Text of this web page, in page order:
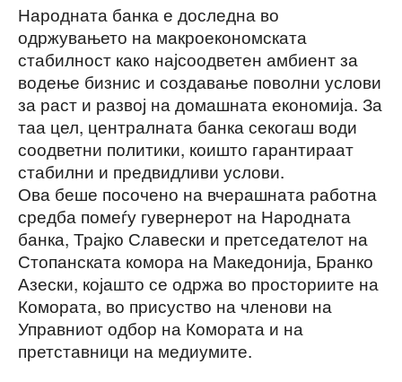
Народната банка е доследна во
одржувањето на макроекономската
стабилност како најсоодветен амбиент за
водење бизнис и создавање поволни услови
за раст и развој на домашната економија. За
таа цел, централната банка секогаш води
соодветни политики, коишто гарантираат
стабилни и предвидливи услови.
Ова беше посочено на вчерашната работна
средба помеѓу гувернерот на Народната
банка, Трајко Славески и претседателот на
Стопанската комора на Македонија, Бранко
Азески, којашто се одржа во просториите на
Комората, во присуство на членови на
Управниот одбор на Комората и на
претставници на медиумите.